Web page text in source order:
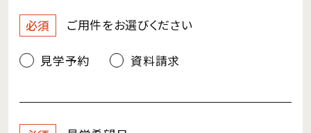
必須 ご用件をお選びください
見学予約 資料請求